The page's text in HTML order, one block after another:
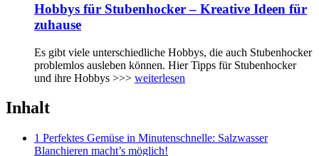
Hobbys für Stubenhocker – Kreative Ideen für
zuhause
Es gibt viele unterschiedliche Hobbys, die auch Stubenhocker
problemlos ausleben können. Hier Tipps für Stubenhocker
und ihre Hobbys >>> weiterlesen
Inhalt
1 Perfektes Gemüse in Minutenschnelle: Salzwasser
Blanchieren macht’s möglich!